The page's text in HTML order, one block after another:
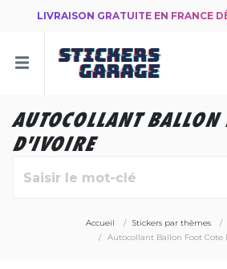
LIVRAISON GRATUITE EN FRANCE
AUTOCOLLANT BALLON
D'IVOIRE
Accueil Stickers par thèmes
Autocollant Ballon Foot Cote